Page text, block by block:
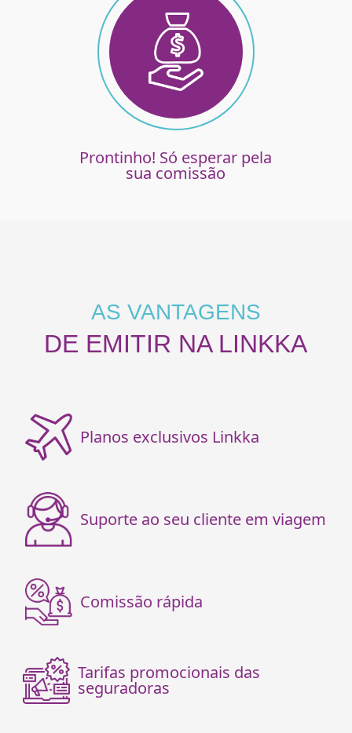
Prontinho! Só esperar pela
sua comissão
AS VANTAGENS
DE EMITIR NA LINKKA
Planos exclusivos Linkka
Suporte ao seu cliente em viagem
Comissão rápida
Tarifas promocionais das
seguradoras